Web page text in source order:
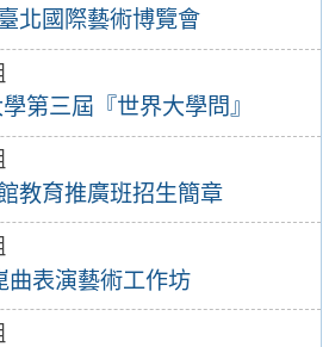
北國際藝術博覽會
第三屆『世界大學問』
教育推廣班招生簡章
曲表演藝術工作坊